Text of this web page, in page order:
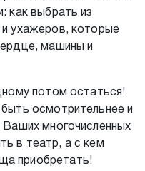
как выбрать из
и ухажеров, которые
машины и
потом остаться!
осмотрительнее и
многочисленных
в театр, а с кем
приобретать!